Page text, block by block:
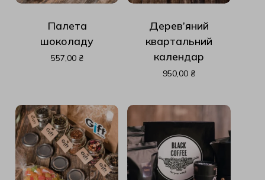
Палета
шоколаду
557,00 ₴
Дерев’яний
квартальний
календар
950,00 ₴